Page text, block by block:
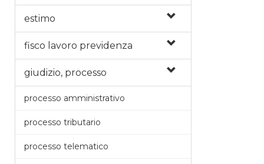
estimo
fisco lavoro previdenza
giudizio, processo
processo amministrativo
processo tributario
processo telematico